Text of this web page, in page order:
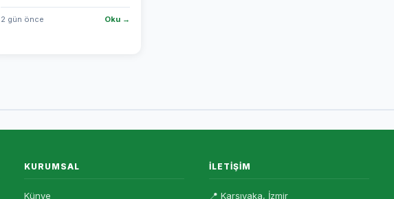
2 gün önce Oku →
KURUMSAL
Künye
İLETIŞIM
📍 Karşıyaka, İzmir